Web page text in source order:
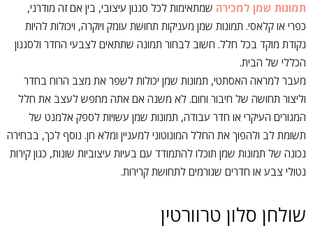
תמונות שמן למכירה שמתאימות לכל סגנון עיצובי, בין אם זה מודרני,
כפרי או קלאסי. תמונות שמן מעניקות תחושת עומק ויוקרה, ויכולות להיות
נקודת מוקד בכל חלל. חשוב לבחור תמונה שתתאים לצבעי החדר ולסגנון
הכללי של הבית.
מעבר למראה האסתטי, תמונות שמן יכולות לשפר את מצב הרוח בחדר
וליצור תחושה של חיבור וחום. לא משנה אם אתה מחפש לעצב את חלל
המגורים העיקרי או חדר עבודה, תמונות שמן עשויות לספק אלמנט של
תשומת לב ולהפוך את החלל המונוטוני למעניין ומלא חן. נוסף לכך, בבחירה
נכונה של תמונות שמן תוכלו להתמודד עם בעיות עיצוביות שונות, כגון קירות
נטולי צבע או חדרים שגורמים לתחושת קרירות.
שולחן סלון טרוורטין